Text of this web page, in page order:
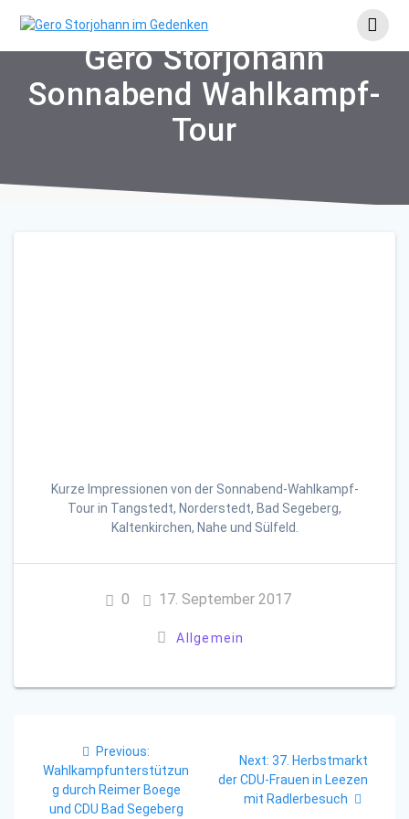
to
Gero Storjohann
Sonnabend Wahlkampf-
Tour
Kurze Impressionen von der Sonnabend-Wahlkampf-
Tour in Tangstedt, Norderstedt, Bad Segeberg,
Kaltenkirchen, Nahe und Sülfeld.
0 17. September 2017
Allgemein
Previous:
post:
Wahlkampfunterstützun
g durch Reimer Boege
und CDU Bad Segeberg
Next: Next
post:
37. Herbstmarkt
der CDU-Frauen in Leezen
mit Radlerbesuch